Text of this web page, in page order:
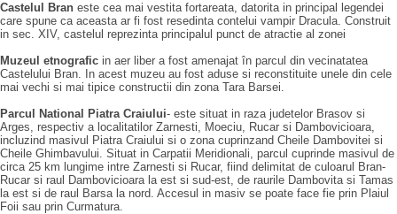
Castelul Bran este cea mai vestita fortareata, datorita in principal legendei
care spune ca aceasta ar fi fost resedinta contelui vampir Dracula. Construit
in sec. XIV, castelul reprezinta principalul punct de atractie al zonei
Muzeul etnografic in aer liber a fost amenajat în parcul din vecinatatea
Castelului Bran. In acest muzeu au fost aduse si reconstituite unele din cele
mai vechi si mai tipice constructii din zona Tara Barsei.
Parcul National Piatra Craiului- este situat in raza judetelor Brasov si
Arges, respectiv a localitatilor Zarnesti, Moeciu, Rucar si Dambovicioara,
incluzind masivul Piatra Craiului si o zona cuprinzand Cheile Dambovitei si
Cheile Ghimbavului. Situat in Carpatii Meridionali, parcul cuprinde masivul de
circa 25 km lungime intre Zarnesti si Rucar, fiind delimitat de culoarul Bran-
Rucar si raul Dambovicioara la est si sud-est, de raurile Dambovita si Tamas
la est si de raul Barsa la nord. Accesul in masiv se poate face fie prin Plaiul
Foii sau prin Curmatura.